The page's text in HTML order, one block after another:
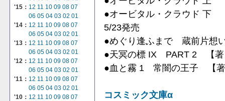
'15： 12 11 10 09 08 07
06 05 04 03 02 01
'14： 12 11 10 09 08 07
06 05 04 03 02 01
'13： 12 11 10 09 08 07
06 05 04 03 02 01
'12： 12 11 10 09 08 07
06 05 04 03 02 01
'11： 12 11 10 09 08 07
06 05 04 03 02 01
'10： 12 11 10 09 08 07
●オービタル・クラウド 下
5/23発売
●めぐり逢ふまで 蔵前片想
●天冥の標 IX PART 2 【著
●血と霧 1 常闇の王子 【著
コスミック文庫α